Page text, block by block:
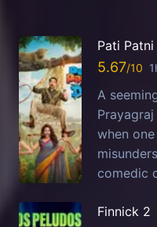
Pati
5.67
A
when
comedic
Finnick 2